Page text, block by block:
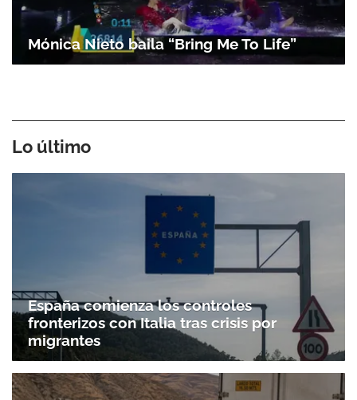
Mónica Nieto baila “Bring Me To Life”
Lo último
España comienza los controles
fronterizos con Italia tras crisis por
migrantes